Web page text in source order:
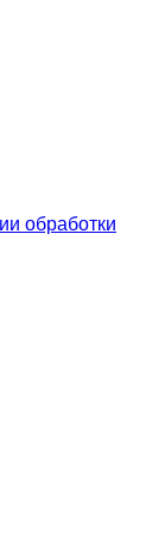
обработки